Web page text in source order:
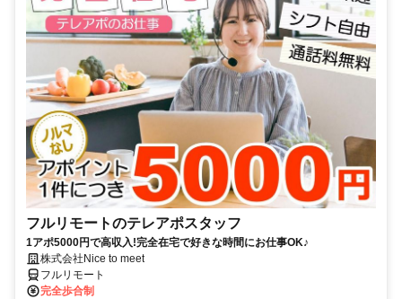
フルリモートのテレアポスタッフ
1アポ5000円で高収入!完全在宅で好きな時間にお仕事OK♪
株式会社Nice to meet
フルリモート
完全歩合制